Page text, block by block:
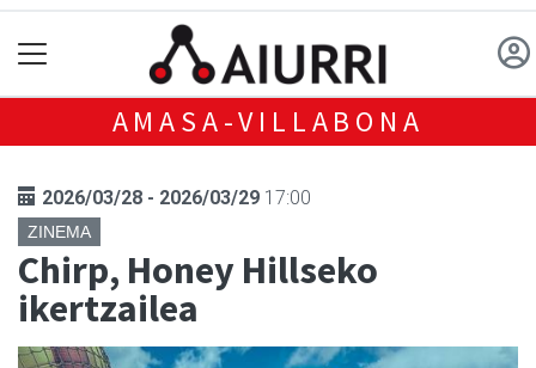
AMASA-VILLABONA
2026/03/28 - 2026/03/29 17:00
ZINEMA
Chirp, Honey Hillseko
ikertzailea